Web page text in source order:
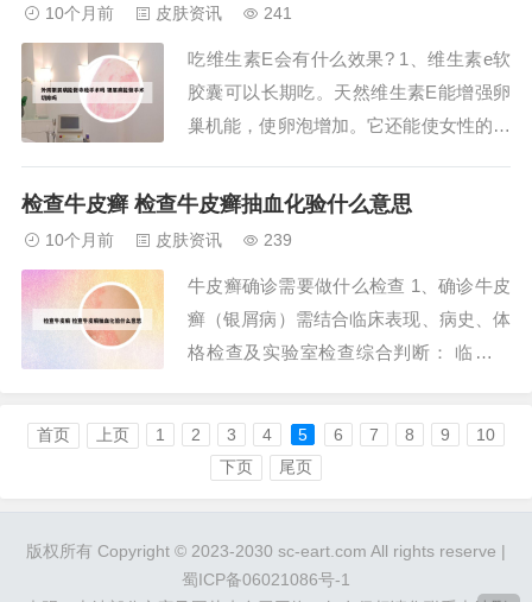
补刮 前一次刮痧部位的痧斑未退之前，
不宜在原处...
10个月前 皮肤资讯 241
吃维生素E会有什么效果? 1、维生素e软
胶囊可以长期吃。天然维生素E能增强卵
巢机能，使卵泡增加。它还能使女性的促
胶丸参与体内一些代谢反应，能对抗自由
生素E能促进生殖。维生素E缺乏时会出
现睾丸萎...
检查牛皮癣 检查牛皮癣抽血化验什么意思
10个月前 皮肤资讯 239
牛皮癣确诊需要做什么检查 1、确诊牛皮
癣（银屑病）需结合临床表现、病史、体
格检查及实验室检查综合判断： 临床表
的红色斑块，表面覆盖银白色鳞屑，鳞屑
易脱落，刮除后可见红色薄膜（薄膜现
象）。斑块形状不规则，大小不一，可伴
常规：部分患...
首页 上页 1 2 3 4 5 6 7 8 9
10
下页
尾页
版权所有 Copyright © 2023-2030 sc-eart.com All rights reserve |
蜀ICP备06021086号-1